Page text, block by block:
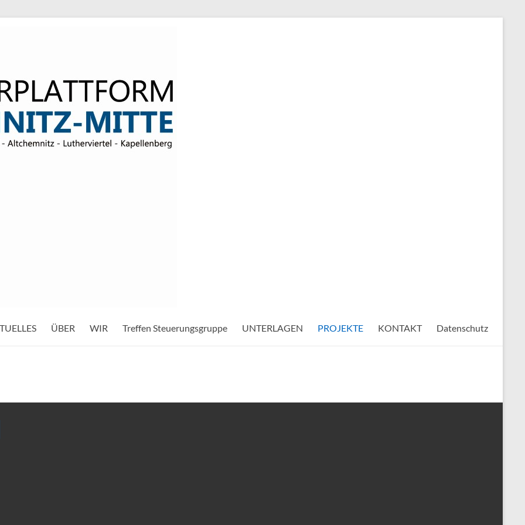
ÜBER WIR Treffen Steuerungsgruppe UNTERLAGEN PROJEKTE KONTAKT Datenschutz